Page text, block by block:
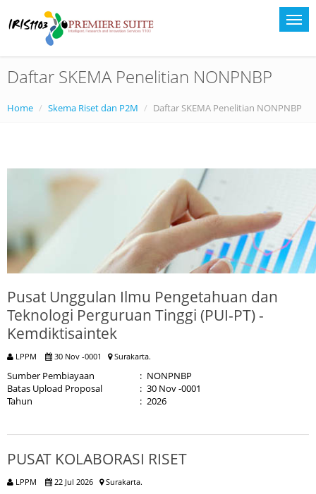
Daftar SKEMA Penelitian NONPNBP
Home Skema Riset dan P2M Daftar SKEMA Penelitian NONPNBP
Pusat Unggulan Ilmu Pengetahuan dan
Teknologi Perguruan Tinggi (PUI-PT) -
Kemdiktisaintek
LPPM 30 Nov -0001 Surakarta.
Sumber Pembiayaan : NONPNBP
Batas Upload Proposal
: 30 Nov -0001
Tahun
: 2026
PUSAT KOLABORASI RISET
LPPM 22 Jul 2026 Surakarta.